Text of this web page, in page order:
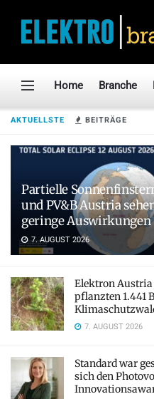
AKTUELLSTE BEITRÄGE
Partielle
und PV&B Austria
geringe Auswirkungen
7. AUGUST 2026
Elektron
pflanzten 1.441
7. AUGUST 2026
Standard war
sich den
Home Branche